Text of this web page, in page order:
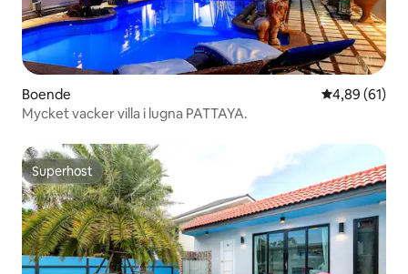
Boende 4,89 av 5 i
4,89 (61)
Mycket vacker villa i lugna PATTAYA.
Superhost
Superhost